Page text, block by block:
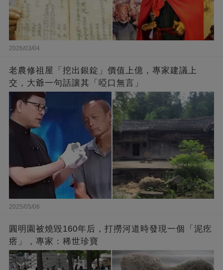
2026/03/04
老農修祖屋「挖出銀錠」價值上億，專家建議上
交，大爺一句話讓其「啞口無言」
2025/05/06
圓明園被燒毀160年后，打撈河道時發現一個「泥疙
瘩」，專家：稀世珍寶